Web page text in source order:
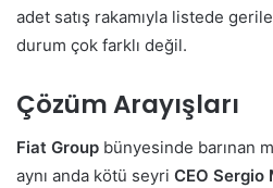
adet satış rakamıyla listede
durum çok farklı değil.
Çözüm Arayışları
Fiat Group bünyesinde barınan
aynı anda kötü seyri CEO Sergio